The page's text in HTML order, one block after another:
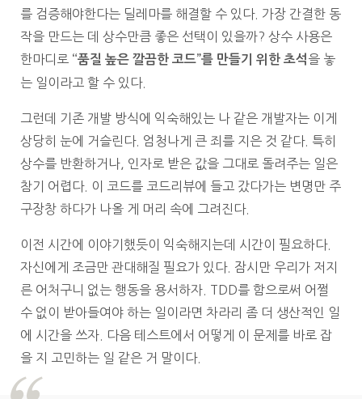
를 검증해야한다는 딜레마를 해결할 수 있다. 가장 간결한 동
작을 만드는 데 상수만큼 좋은 선택이 있을까? 상수 사용은
한마디로 “품질 높은 깔끔한 코드”를 만들기 위한 초석 을 놓
는 일이라고 할 수 있다.
그런데 기존 개발 방식에 익숙해있는 나 같은 개발자는 이게
상당히 눈에 거슬린다. 엄청나게 큰 죄를 지은 것 같다. 특히
상수를 반환하거나, 인자로 받은 값을 그대로 돌려주는 일은
참기 어렵다. 이 코드를 코드리뷰에 들고 갔다가는 변명만 주
구장창 하다가 나올 게 머리 속에 그려진다.
이전 시간에 이야기했듯이 익숙해지는데 시간이 필요하다.
자신에게 조금만 관대해질 필요가 있다. 잠시만 우리가 저지
른 어처구니 없는 행동을 용서하자. TDD를 함으로써 어쩔
수 없이 받아들여야 하는 일이라면 차라리 좀 더 생산적인 일
에 시간을 쓰자. 다음 테스트에서 어떻게 이 문제를 바로 잡
을 지 고민하는 일 같은 거 말이다.